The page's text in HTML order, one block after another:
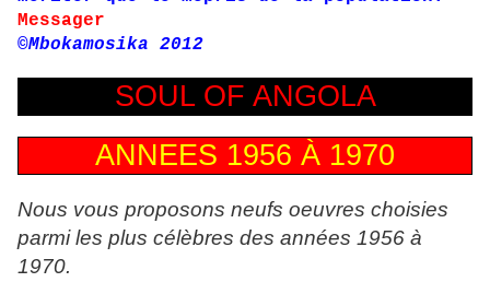
Messager
©Mbokamosika 2012
SOUL OF ANGOLA
ANNEES 1956 À 1970
Nous vous proposons neufs oeuvres choisies
parmi les plus célèbres des années 1956 à
1970.